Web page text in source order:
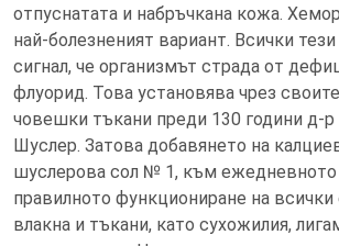
отпуснатата и набръчкана кожа.
най-болезненият вариант. Всички
сигнал, че организмът страда от
флуорид. Това установява чрез
човешки тъкани преди 130 години д-р
Шуслер. Затова добавянето на
шуслерова сол № 1, към
правилното функциониране на всички
влакна и тъкани, като сухожилия,